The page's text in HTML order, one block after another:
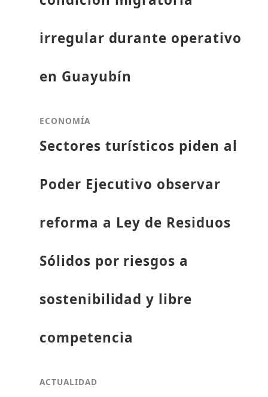
irregular durante operativo
en Guayubín
ECONOMÍA
Sectores turísticos piden al
Poder Ejecutivo observar
reforma a Ley de Residuos
Sólidos por riesgos a
sostenibilidad y libre
competencia
ACTUALIDAD